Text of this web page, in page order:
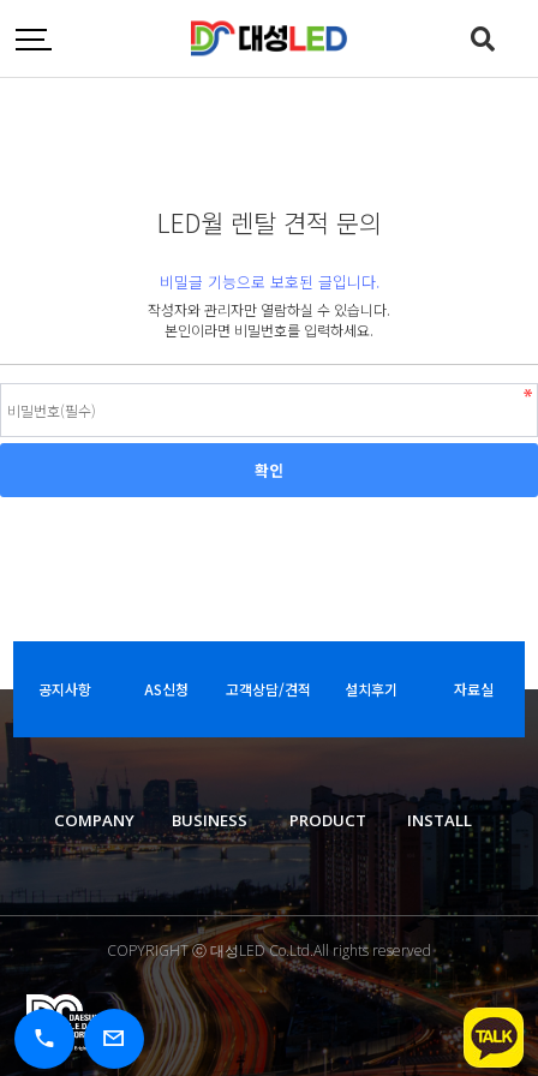
LED월 렌탈 견적 문의
비밀글 기능으로 보호된 글입니다.
작성자와 관리자만 열람하실 수 있습니다.
본인이라면 비밀번호를 입력하세요.
공지사항 AS신청 고객상담/견적 설치후기 자료실
COMPANY BUSINESS PRODUCT INSTALL
COPYRIGHT ⓒ 대성LED Co.Ltd.All rights reserved